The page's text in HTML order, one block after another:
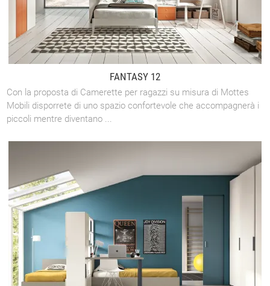
FANTASY 12
Con la proposta di Camerette per ragazzi su misura di Mottes
Mobili disporrete di uno spazio confortevole che accompagnerà i
piccoli mentre diventano ...